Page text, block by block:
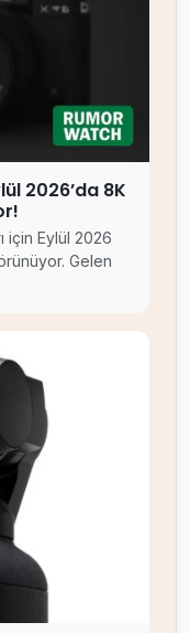
2026’da 8K
için Eylül 2026
Gelen